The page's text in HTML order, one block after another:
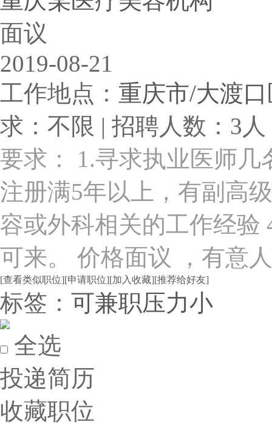
面议
2019-08-21
工作地点： 重庆市/大渡
求：不限 | 招聘人数：3
要求： 1.寻求执业医师
注册满5年以上，有副高
容或外科相关的工作经验
可来。 价格面议 ，有意
[查看类似职位][申请职位][加入收藏][推荐给好友]
标签： 可兼职压力小
全选
投递简历
收藏职位